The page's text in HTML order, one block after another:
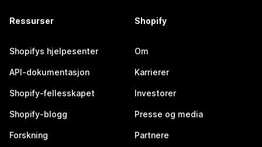
Ressurser
Shopifys hjelpesenter
API-dokumentasjon
Shopify-fellesskapet
Shopify-blogg
Forskning
Shopify
Om
Karrierer
Investorer
Presse og media
Partnere